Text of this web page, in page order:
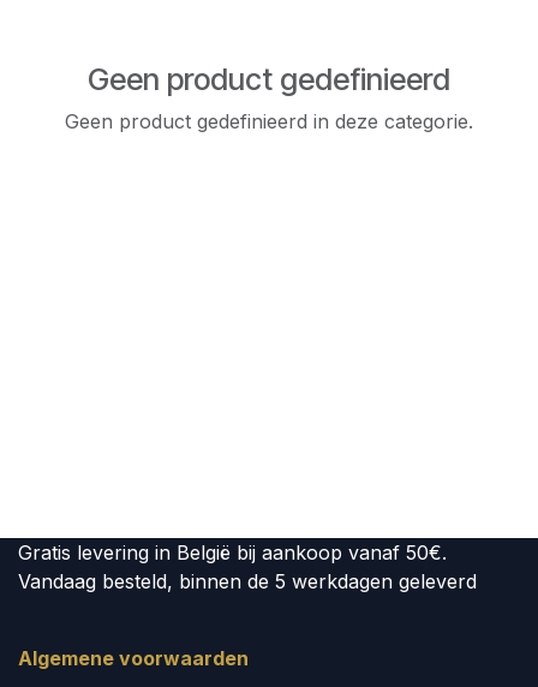
Geen product gedefinieerd
Geen product gedefinieerd in deze categorie.
Gratis levering in België bij aankoop vanaf 50€.
Vandaag besteld, binnen de 5 werkdagen geleverd
Algemene voorwaarden